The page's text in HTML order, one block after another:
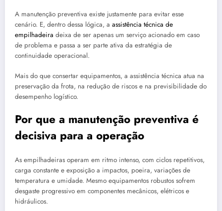
A manutenção preventiva existe justamente para evitar esse
cenário. E, dentro dessa lógica, a assistência técnica de
empilhadeira deixa de ser apenas um serviço acionado em caso
de problema e passa a ser parte ativa da estratégia de
continuidade operacional.
Mais do que consertar equipamentos, a assistência técnica atua na
preservação da frota, na redução de riscos e na previsibilidade do
desempenho logístico.
Por que a manutenção preventiva é
decisiva para a operação
As empilhadeiras operam em ritmo intenso, com ciclos repetitivos,
carga constante e exposição a impactos, poeira, variações de
temperatura e umidade. Mesmo equipamentos robustos sofrem
desgaste progressivo em componentes mecânicos, elétricos e
hidráulicos.